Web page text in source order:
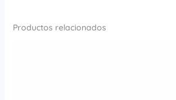
Productos relacionados